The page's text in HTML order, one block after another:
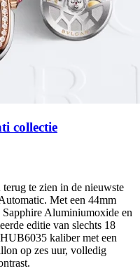
collectie
te zien in de nieuwste
Met een 44mm
Aluminiumoxide en
editie van slechts 18
kaliber met een
op zes uur, volledig